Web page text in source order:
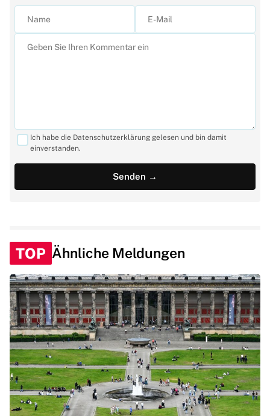
Ich habe die Datenschutzerklärung gelesen und bin damit
einverstanden.
TOP Ähnliche Meldungen